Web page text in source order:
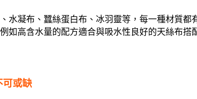
水凝布、蠶絲蛋白布、冰羽靈等，每一種材質
如高含水量的配方適合與吸水性良好的天絲布
可或缺